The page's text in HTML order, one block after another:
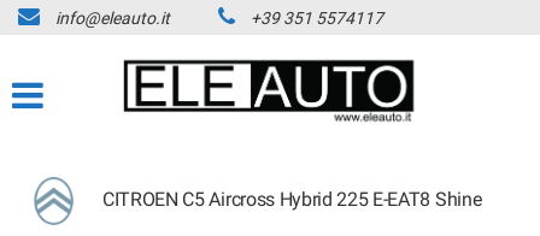
info@eleauto.it +39 351 5574117
CITROEN C5 Aircross Hybrid 225 E-EAT8 Shine